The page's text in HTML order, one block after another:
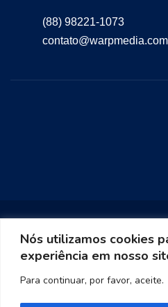
Nós utilizamos cookies
experiência em nosso
Para continuar, por favor, aceite.
(88) 98221-1073